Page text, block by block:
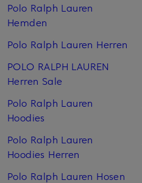
Polo Ralph Lauren
Hemden
Polo Ralph Lauren Herren
POLO RALPH LAUREN
Herren Sale
Polo Ralph Lauren
Hoodies
Polo Ralph Lauren
Hoodies Herren
Polo Ralph Lauren Hosen